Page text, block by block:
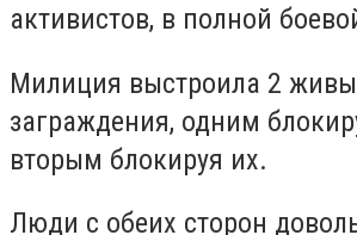
активистов, в полной
Милиция выстроила 2
заграждения, одним
вторым блокируя их.
Люди с обеих сторон